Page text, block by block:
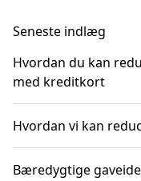
Seneste indlæg
Hvordan du kan
med kreditkort
Hvordan vi kan
Bæredygtige